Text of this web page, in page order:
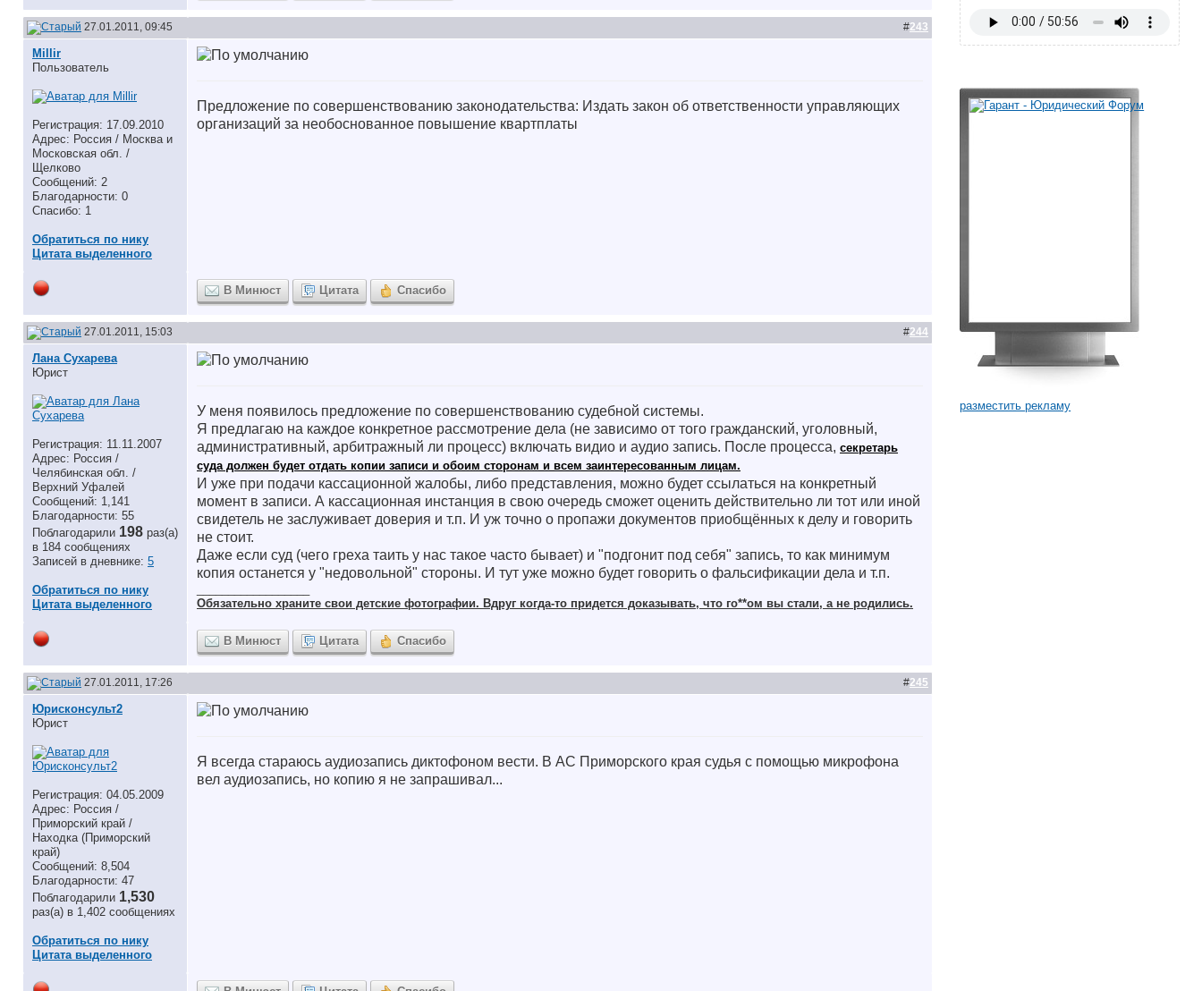
27.01.2011, 09:45 #243
Millir
Пользователь
Регистрация: 17.09.2010
Адрес: Россия / Москва и
Московская обл. /
Щелково
Сообщений: 2
Благодарности: 0
Спасибо: 1
Обратиться по нику
Цитата выделенного
Предложение по совершенствованию законодательства: Издать закон об ответственности управляющих
организаций за необоснованное повышение квартплаты
В Минюст Цитата Спасибо
27.01.2011, 15:03 #244
Лана Сухарева
Юрист
Регистрация: 11.11.2007
Адрес: Россия /
Челябинская обл. /
Верхний Уфалей
Сообщений: 1,141
Благодарности: 55
Поблагодарили 198 раз(а)
в 184 сообщениях
Записей в дневнике: 5
Обратиться по нику
Цитата выделенного
У меня появилось предложение по совершенствованию судебной системы.
Я предлагаю на каждое конкретное рассмотрение дела (не зависимо от того гражданский, уголовный,
административный, арбитражный ли процесс) включать видио и аудио запись. После процесса, секретарь
суда должен будет отдать копии записи и обоим сторонам и всем заинтересованным лицам.
И уже при подачи кассационной жалобы, либо представления, можно будет ссылаться на конкретный
момент в записи. А кассационная инстанция в свою очередь сможет оценить действительно ли тот или иной
свидетель не заслуживает доверия и т.п. И уж точно о пропажи документов приобщённых к делу и говорить
не стоит.
Даже если суд (чего греха таить у нас такое часто бывает) и "подгонит под себя" запись, то как минимум
копия останется у "недовольной" стороны. И тут уже можно будет говорить о фальсификации дела и т.п.
Обязательно храните cвои детские фотографии. Вдруг когда-то придется доказывать, что го**ом вы стали, а не родились.
В Минюст Цитата Спасибо
27.01.2011, 17:26 #245
Юрисконсульт2
Юрист
Регистрация: 04.05.2009
Адрес: Россия /
Приморский край /
Находка (Приморский
край)
Сообщений: 8,504
Благодарности: 47
Поблагодарили 1,530
раз(а) в 1,402 сообщениях
Обратиться по нику
Цитата выделенного
Я всегда стараюсь аудиозапись диктофоном вести. В АС Приморского края судья с помощью микрофона
вел аудиозапись, но копию я не запрашивал...
разместить рекламу